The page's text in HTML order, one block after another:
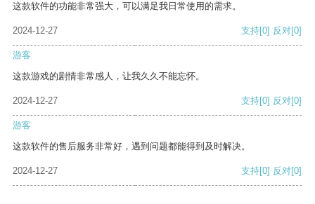
这款软件的功能非常强大，可以满足我日常使用的需求。
2024-12-27 支持[0] 反对[0]
游客
这款游戏的剧情非常感人，让我久久不能忘怀。
2024-12-27 支持[0] 反对[0]
游客
这款软件的售后服务非常好，遇到问题都能得到及时解决。
2024-12-27 支持[0] 反对[0]